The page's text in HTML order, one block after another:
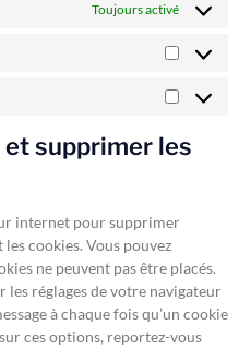
Toujours activé
supprimer les
internet pour supprimer
cookies. Vous pouvez
ne peuvent pas être placés.
réglages de votre navigateur
à chaque fois qu’un cookie
ces options, reportez-vous